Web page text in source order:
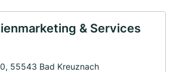
& Services
55543 Bad Kreuznach